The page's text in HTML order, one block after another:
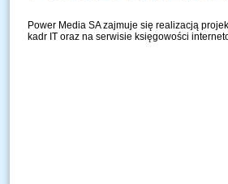
Power Media SA zajmuje się realizacją
kadr IT oraz na serwisie księgowości